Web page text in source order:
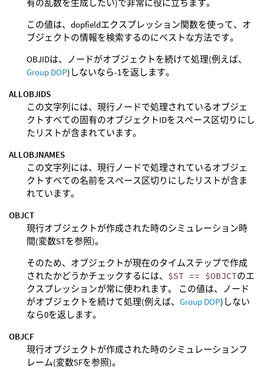
有の乱数を生成したい)で非常に役に立ちます。
この値は、dopfieldエクスプレッション関数を使って、オ
ブジェクトの情報を検索するのにベストな方法です。
OBJIDは、ノードがオブジェクトを続けて処理(例えば、
Group DOP)しないなら-1を返します。
ALLOBJIDS
この文字列には、現行ノードで処理されているオブジェ
クトすべての固有のオブジェクトIDをスペース区切りにし
たリストが含まれています。
ALLOBJNAMES
この文字列には、現行ノードで処理されているオブジェ
クトすべての名前をスペース区切りにしたリストが含ま
れています。
OBJCT
現行オブジェクトが作成された時のシミュレーション時
間(変数STを参照)。
そのため、オブジェクトが現在のタイムステップで作成
されたかどうかチェックするには、 $ST == $OBJCTのエ
クスプレッションが常に使われます。 この値は、ノード
がオブジェクトを続けて処理(例えば、 Group DOP)しない
なら0を返します。
OBJCF
現行オブジェクトが作成された時のシミュレーションフ
レーム(変数SFを参照)。